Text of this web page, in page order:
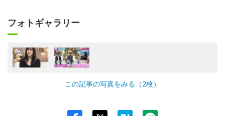
フォトギャラリー
この記事の写真をみる（2枚）